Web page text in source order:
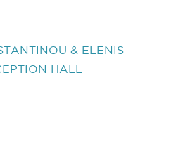
& ELENIS
HALL